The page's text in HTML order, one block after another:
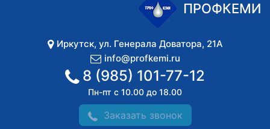
ПРОФКЕМИ
Иркутск, ул. Генерала Доватора, 21А
info@profkemi.ru
8 (985) 101-77-12
Пн-пт с 10.00 до 18.00
Заказать звонок